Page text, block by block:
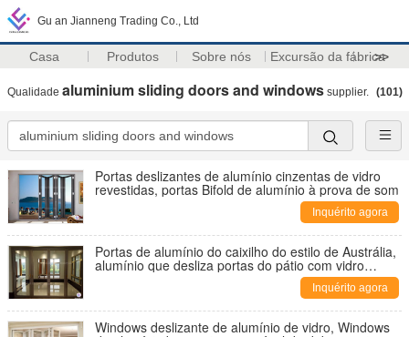
Gu an Jianneng Trading Co., Ltd
Casa Produtos Sobre nós Excursão da fábrica
>>
Qualidade aluminium sliding doors and windows supplier. (101)
Portas deslizantes de alumínio cinzentas de vidro
revestidas, portas Bifold de alumínio à prova de som
Inquérito agora
Portas de alumínio do caixilho do estilo de Austrália,
alumínio que desliza portas do pátio com vidro
Inquérito agora
Windows deslizante de alumínio de vidro, Windows